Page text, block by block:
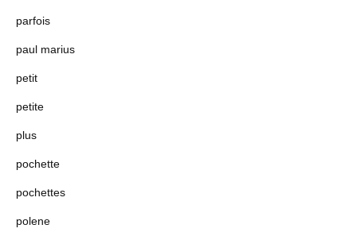
parfois
paul marius
petit
petite
plus
pochette
pochettes
polene